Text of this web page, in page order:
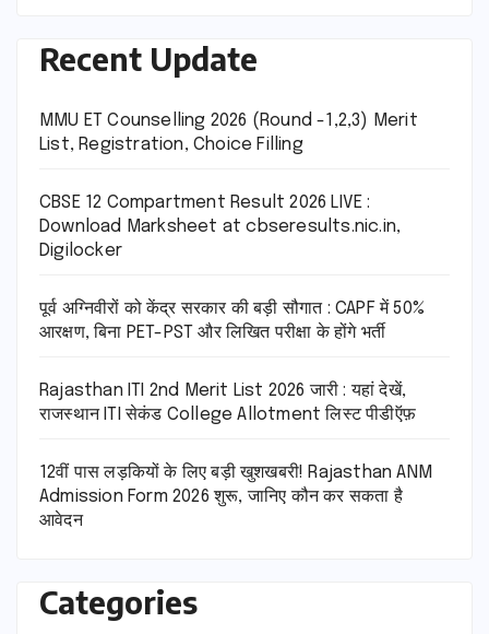
Recent Update
MMU ET Counselling 2026 (Round -1,2,3) Merit
List, Registration, Choice Filling
CBSE 12 Compartment Result 2026 LIVE :
Download Marksheet at cbseresults.nic.in,
Digilocker
पूर्व अग्निवीरों को केंद्र सरकार की बड़ी सौगात : CAPF में 50%
आरक्षण, बिना PET-PST और लिखित परीक्षा के होंगे भर्ती
Rajasthan ITI 2nd Merit List 2026 जारी : यहां देखें,
राजस्थान ITI सेकंड College Allotment लिस्ट पीडीऍफ़
12वीं पास लड़कियों के लिए बड़ी खुशखबरी! Rajasthan ANM
Admission Form 2026 शुरू, जानिए कौन कर सकता है
आवेदन
Categories